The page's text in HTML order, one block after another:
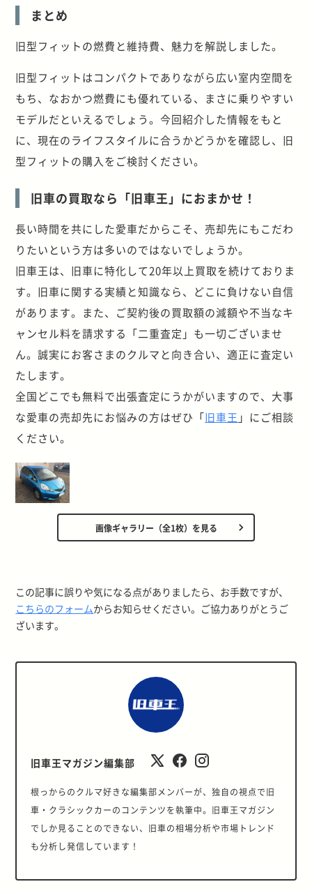
まとめ
旧型フィットの燃費と維持費、魅力を解説しました。
旧型フィットはコンパクトでありながら広い室内空間を
もち、なおかつ燃費にも優れている、まさに乗りやすい
モデルだといえるでしょう。今回紹介した情報をもと
に、現在のライフスタイルに合うかどうかを確認し、旧
型フィットの購入をご検討ください。
旧車の買取なら「旧車王」におまかせ！
長い時間を共にした愛車だからこそ、売却先にもこだわ
りたいという方は多いのではないでしょうか。
旧車王は、旧車に特化して20年以上買取を続けておりま
す。旧車に関する実績と知識なら、どこに負けない自信
があります。また、ご契約後の買取額の減額や不当なキ
ャンセル料を請求する「二重査定」も一切ございませ
ん。誠実にお客さまのクルマと向き合い、適正に査定い
たします。
全国どこでも無料で出張査定にうかがいますので、大事
な愛車の売却先にお悩みの方はぜひ「旧車王 」にご相談
ください。
画像ギャラリー（全1枚）を見る
この記事に誤りや気になる点がありましたら、お手数ですが、
こちらのフォームからお知らせください。ご協力ありがとうご
ざいます。
旧車王マガジン編集部
根っからのクルマ好きな編集部メンバーが、独自の視点で旧
車・クラシックカーのコンテンツを執筆中。旧車王マガジン
でしか見ることのできない、旧車の相場分析や市場トレンド
も分析し発信しています！